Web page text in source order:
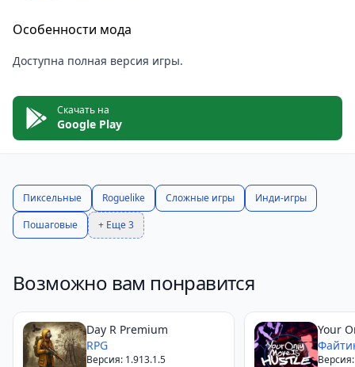
Особенности мода
Доступна полная версия игры.
Скачать на
Google Play
Пиксельные Roguelike Сложные игры
Инди-игры
Пошаговые
+ Еще 3
Возможно вам понравится
Day R Premium
RPG
Версия: 1.913.1.5
Your